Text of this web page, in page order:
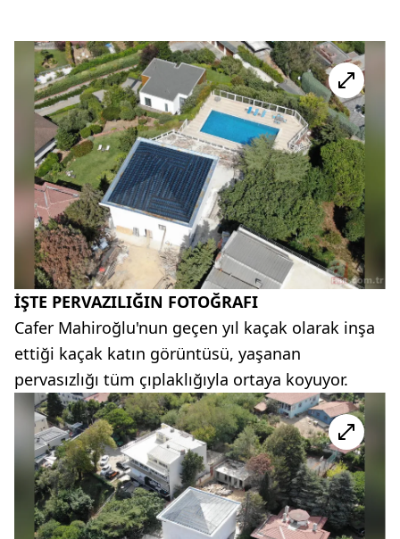
İŞTE PERVAZILIĞIN FOTOĞRAFI
Cafer Mahiroğlu'nun geçen yıl kaçak olarak inşa
ettiği kaçak katın görüntüsü, yaşanan
pervasızlığı tüm çıplaklığıyla ortaya koyuyor.